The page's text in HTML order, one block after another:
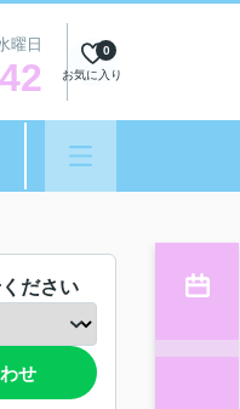
曜日
お気に入り
0
ださい
せ